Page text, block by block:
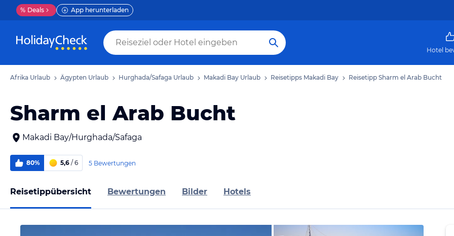
% Deals App herunterladen
Hotel
Afrika Urlaub Ägypten Urlaub Hurghada/Safaga Urlaub Makadi Bay Urlaub Reisetipps Makadi Bay Reisetipp Sharm el Arab Bucht
Sharm el Arab Bucht
Makadi Bay/Hurghada/Safaga
80% 5,6 / 6 5 Bewertungen
Reisetippübersicht Bewertungen Bilder Hotels